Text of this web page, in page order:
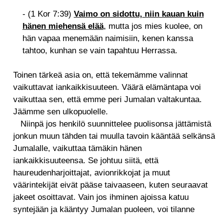
- (1 Kor 7:39) Vaimo on sidottu, niin kauan kuin
hänen miehensä elää, mutta jos mies kuolee, on
hän vapaa menemään naimisiin, kenen kanssa
tahtoo, kunhan se vain tapahtuu Herrassa.
Toinen tärkeä asia on, että tekemämme valinnat
vaikuttavat iankaikkisuuteen. Väärä elämäntapa voi
vaikuttaa sen, että emme peri Jumalan valtakuntaa.
Jäämme sen ulkopuolelle.
Niinpä jos henkilö suunnittelee puolisonsa jättämistä
jonkun muun tähden tai muulla tavoin kääntää selkänsä
Jumalalle, vaikuttaa tämäkin hänen
iankaikkisuuteensa. Se johtuu siitä, että
haureudenharjoittajat, avionrikkojat ja muut
väärintekijät eivät pääse taivaaseen, kuten seuraavat
jakeet osoittavat. Vain jos ihminen ajoissa katuu
syntejään ja kääntyy Jumalan puoleen, voi tilanne